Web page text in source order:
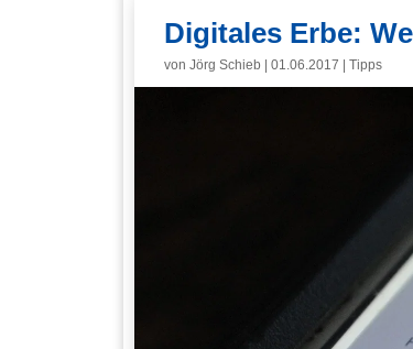
Digitales Erbe:
von Jörg Schieb 01.06.2017 Tipps